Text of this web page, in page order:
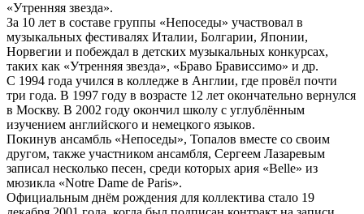
«Утренняя звезда».
За 10 лет в составе группы «Непоседы» участвовал в
музыкальных фестивалях Италии, Болгарии, Японии,
Норвегии и побеждал в детских музыкальных конкурсах,
таких как «Утренняя звезда», «Браво Брависсимо» и др.
С 1994 года учился в колледже в Англии, где провёл почти
три года. В 1997 году в возрасте 12 лет окончательно вернулся
в Москву. В 2002 году окончил школу с углублённым
изучением английского и немецкого языков.
Покинув ансамбль «Непоседы», Топалов вместе со своим
другом, также участником ансамбля, Сергеем Лазаревым
записал несколько песен, среди которых ария «Belle» из
мюзикла «Notre Dame de Paris».
Официальным днём рождения для коллектива стало 19